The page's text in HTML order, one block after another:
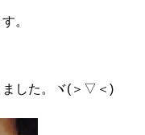
。
ました。ヾ(＞▽＜)